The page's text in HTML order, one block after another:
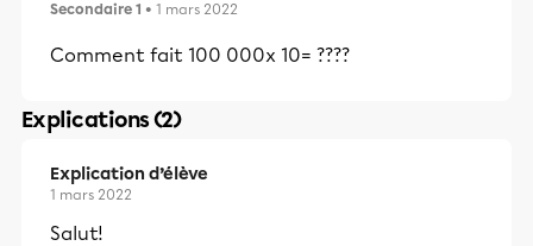
Secondaire 1 • 1 mars 2022
Comment fait 100 000x 10= ????
Explications (2)
Explication d’élève
1 mars 2022
Salut!